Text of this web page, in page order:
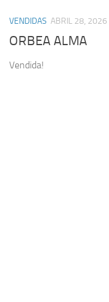
VENDIDAS ABRIL 28, 2026
ORBEA ALMA
Vendida!